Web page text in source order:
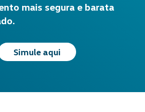
mais segura e barata
Simule aqui